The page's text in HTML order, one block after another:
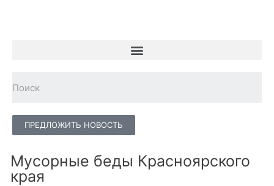
ПРЕДЛОЖИТЬ НОВОСТЬ
Мусорные беды Красноярского
края